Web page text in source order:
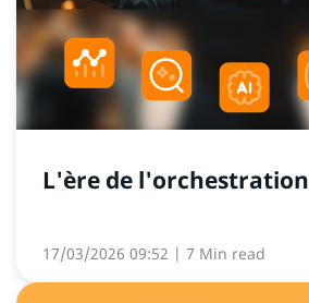
L'ère de l'orchestration
17/03/2026 09:52 | 7 Min read